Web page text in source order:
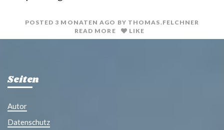
POSTED 3 MONATEN AGO BY THOMAS.FELCHNER
READ MORE
LIKE
Seiten
Autor
Datenschutz